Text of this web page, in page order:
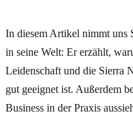
In diesem Artikel nimmt uns
in seine Welt: Er erzählt,
Leidenschaft und die Sierra
gut geeignet ist. Außerdem
Business in der Praxis